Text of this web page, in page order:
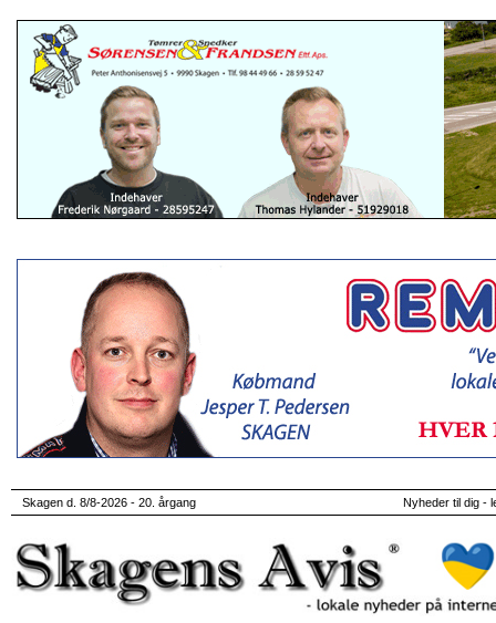
Skagen d. 8/8-2026 - 20. årgang Nyheder til dig -